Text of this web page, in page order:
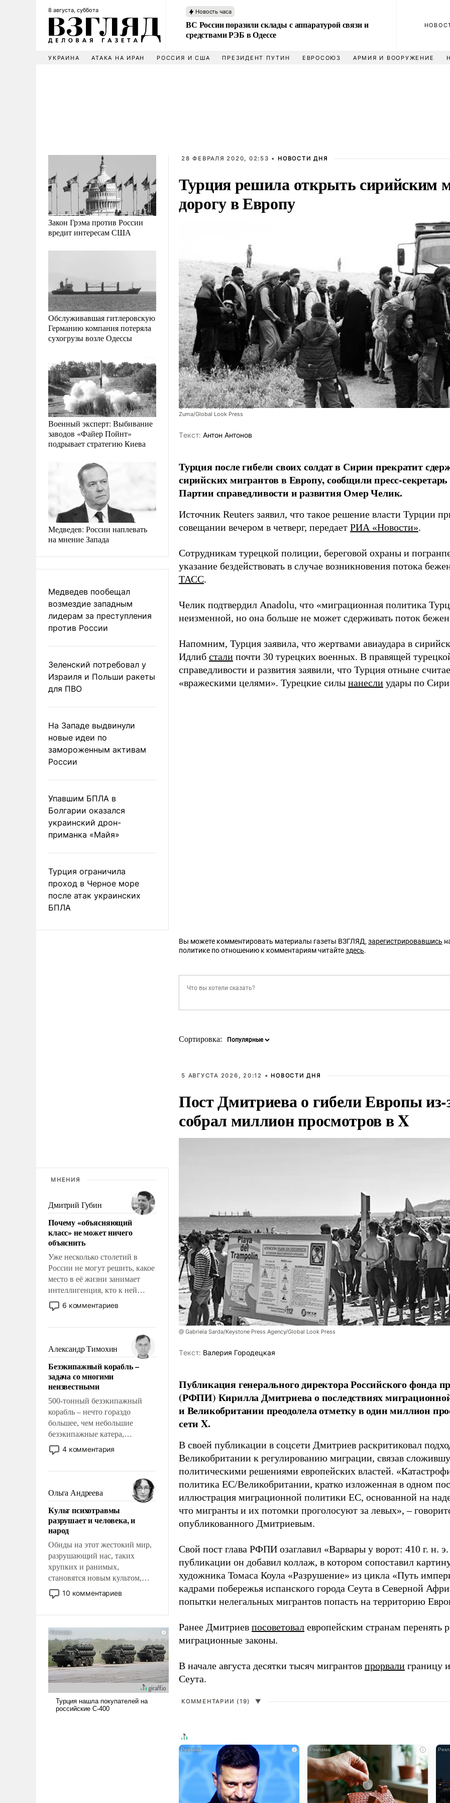
8 августа, суббота Новость часа
ВС России поразили склады с аппаратурой связи и
средствами РЭБ в Одессе
УКРАИНА АТАКА НА ИРАН РОССИЯ И США ПРЕЗИДЕНТ ПУТИН ЕВРОСОЮЗ АРМИЯ И ВООРУЖЕНИЕ
Закон Грэма против России
вредит интересам США
Обслуживавшая гитлеровскую
Германию компания потеряла
сухогрузы возле Одессы
Военный эксперт: Выбивание
заводов «Файер Пойнт»
подрывает стратегию Киева
Медведев: России наплевать
на мнение Запада
Медведев пообещал
возмездие западным
лидерам за преступления
против России
Зеленский потребовал у
Израиля и Польши ракеты
для ПВО
На Западе выдвинули
новые идеи по
замороженным активам
России
Упавшим БПЛА в
Болгарии оказался
украинский дрон-
приманка «Майя»
Турция ограничила
проход в Черное море
после атак украинских
БПЛА
МНЕНИЯ
Дмитрий Губин
Почему «объясняющий
класс» не может ничего
объяснить
Уже несколько столетий в
России не могут решить, какое
место в её жизни занимает
интеллигенция, кто к ней
принадлежит, а кого из неё
исключили с правом
чем она отличается от просто
образованных людей. Иногда
казалось, что эти вопросы
решены раз и навсегда, но –
нет, не решены.
6 комментариев
Александр Тимохин
Безэкипажный корабль –
задача со многими
неизвестными
500-тонный безэкипажный
корабль – нечто гораздо
большее, чем небольшие
безэкипажные катера,
применение которых уже
стало обыденностью. Задача по
сложна и амбициозна. Однако
и ее реализация радикально
поднимет наши боевые
возможности.
4 комментария
Ольга Андреева
Культ психотравмы
разрушает и человека, и
народ
Обиды на этот жестокий мир,
разрушающий нас, таких
хрупких и ранимых,
становятся новым культом,
постепенно вытесняя и
отменяя традиционное
ударами судьбы, брать на себя
ответственность, помогать
слабым, идти вперед и
адаптироваться.
10 комментариев
28 ФЕВРАЛЯ 2020, 02:53 • НОВОСТИ ДНЯ
Турция решила открыть сирийским
дорогу в Европу
@ Ammar Safarjalani/Xinhua/
Zuma/Global Look Press
Tекст: Антон Антонов
Турция после гибели своих солдат в Сирии прекратит
сирийских мигрантов в Европу, сообщили пресс-
Партии справедливости и развития Омер Челик.
Источник Reuters заявил, что такое решение власти Турции
совещании вечером в четверг, передает РИА «Новости».
Сотрудникам турецкой полиции, береговой охраны и
указание бездействовать в случае возникновения потока
ТАСС.
Челик подтвердил Anadolu, что «миграционная политика
неизменной, но она больше не может сдерживать поток
Напомним, Турция заявила, что жертвами авиаудара в
Идлиб стали почти 30 турецких военных. В правящей
справедливости и развития заявили, что Турция отныне
«вражескими целями». Турецкие силы нанесли удары по
Вы можете комментировать материалы газеты ВЗГЛЯД,зарегистрировавшись
политике по отношению к комментариям читайтездесь.
Сортировка:
5 АВГУСТА 2026, 20:12 • НОВОСТИ ДНЯ
Пост Дмитриева о гибели Европы из-
собрал миллион просмотров в X
@ Gabriela Sarda/Keystone Press Agency/Global Look Press
Tекст: Валерия Городецкая
Публикация генерального директора Российского фонда
(РФПИ) Кирилла Дмитриева о последствиях
и Великобритании преодолела отметку в один миллион
сети X.
В своей публикации в соцсети Дмитриев раскритиковал
Великобритании к регулированию миграции, связав
политическими решениями европейских властей.
политика ЕС/Великобритании, кратко изложенная в одном
иллюстрация миграционной политики ЕС, основанной на
что мигранты и их потомки проголосуют за левых», –
опубликованного Дмитриевым.
Свой пост глава РФПИ озаглавил «Варвары у ворот: 410 г. н.
публикации он добавил коллаж, в котором сопоставил
художника Томаса Коула «Разрушение» из цикла «Путь
кадрами побережья испанского города Сеута в Северной
попытки нелегальных мигрантов попасть на территорию
Ранее Дмитриев посоветовал европейским странам перенять
миграционные законы.
В начале августа десятки тысяч мигрантов прорвали границу
Сеута.
КОММЕНТАРИИ (19) ▼
i i